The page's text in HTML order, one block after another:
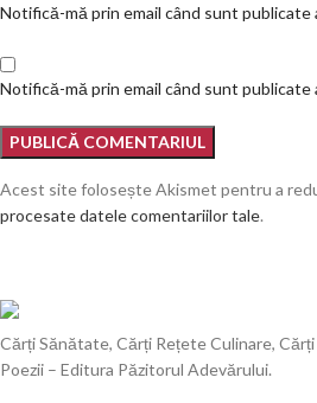
Notifică-mă prin email când sunt publicate
Notifică-mă prin email când sunt publicate
Acest site folosește Akismet pentru a
procesate datele comentariilor tale.
Cărți Sănătate, Cărți Rețete Culinare,
Poezii – Editura Păzitorul Adevărului.